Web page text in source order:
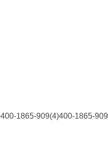
1865-909(4)400-1865-909